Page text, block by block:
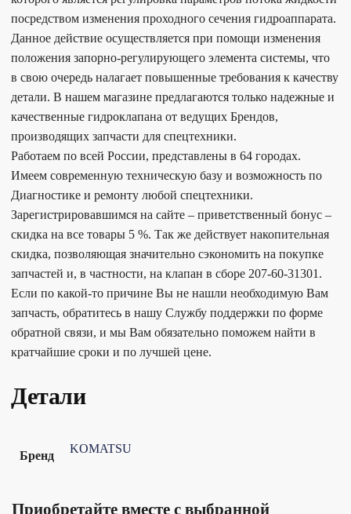
посредством изменения проходного сечения гидроаппарата.
Данное действие осуществляется при помощи изменения
положения запорно-регулирующего элемента системы, что
в свою очередь налагает повышенные требования к качеству
детали. В нашем магазине предлагаются только надежные и
качественные гидроклапана от ведущих Брендов,
производящих запчасти для спецтехники.
Работаем по всей России, представлены в 64 городах.
Имеем современную техническую базу и возможность по
Диагностике и ремонту любой спецтехники.
Зарегистрировавшимся на сайте – приветственный бонус –
скидка на все товары 5 %. Так же действует накопительная
скидка, позволяющая значительно сэкономить на покупке
запчастей и, в частности, на клапан в сборе 207-60-31301.
Если по какой-то причине Вы не нашли необходимую Вам
запчасть, обратитесь в нашу Службу поддержки по форме
обратной связи, и мы Вам обязательно поможем найти в
кратчайшие сроки и по лучшей цене.
Детали
Бренд
KOMATSU
Приобретайте вместе с выбранной